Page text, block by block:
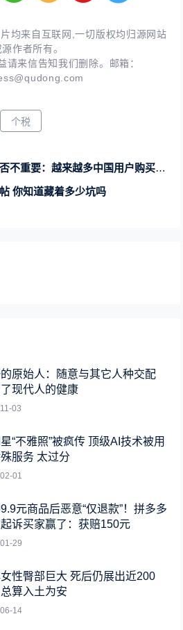
均来自互联网,一切版权均归源网站
源作者所有。
请来信告知我们删除。邮箱：
个税
要：越来越多中国用户购买增程车 你怎么选
你知道藏着多少坑吗
原始人：随意与其它人种交配
现代人的健康
03
“不雅照”被疯传 顶级AI技术被用
服务 太过分
01
元商品后恶意“仅退款”！拼多多
诉买家赢了：获赔150元
29
性臀部巨大 死后仍展出近200
算入土为安
14